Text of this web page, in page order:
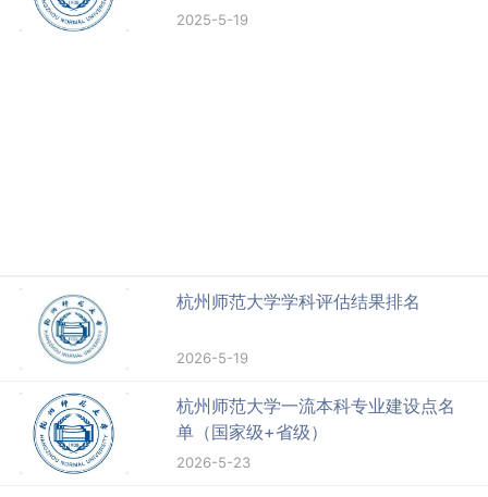
2025-5-19
杭州师范大学学科评估结果排名
2026-5-19
杭州师范大学一流本科专业建设点名
单（国家级+省级）
2026-5-23